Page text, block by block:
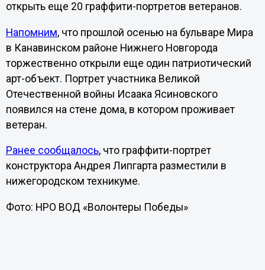
открыть еще 20 граффити-портретов ветеранов.
Напомним, что прошлой осенью на бульваре Мира
в Канавинском районе Нижнего Новгорода
торжественно открыли еще один патриотический
арт-объект. Портрет участника Великой
Отечественной войны Исаака Ясиновского
появился на стене дома, в котором проживает
ветеран.
Ранее сообщалось, что граффити-портрет
конструктора Андрея Липгарта разместили в
нижегородском техникуме.
Фото: НРО ВОД «Волонтеры Победы»